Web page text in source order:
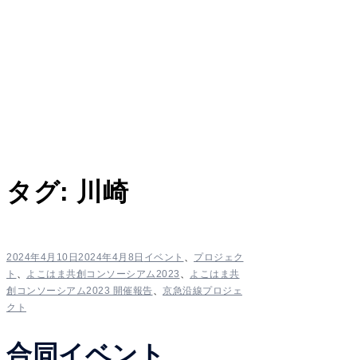
タグ: 川崎
2024年4月10日2024年4月8日 イベント 、 プロジェク
ト 、 よこはま共創コンソーシアム2023 、 よこはま共
創コンソーシアム2023 開催報告、 京急沿線プロジェ
クト